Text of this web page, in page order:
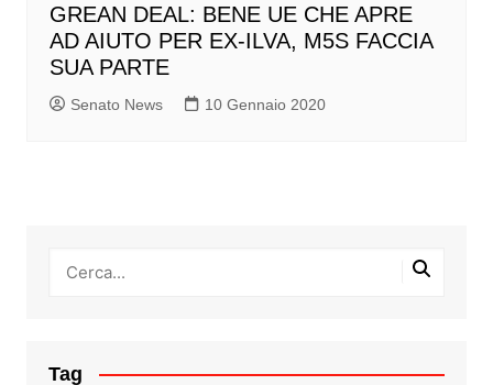
GREAN DEAL: BENE UE CHE APRE
AD AIUTO PER EX-ILVA, M5S FACCIA
SUA PARTE
Senato News 10 Gennaio 2020
Tag